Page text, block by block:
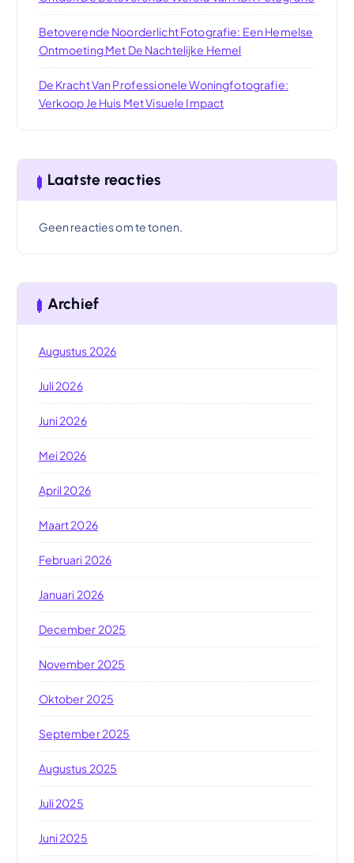
Betoverende Noorderlicht Fotografie: Een Hemelse
Ontmoeting Met De Nachtelijke Hemel
De Kracht Van Professionele Woningfotografie:
Verkoop Je Huis Met Visuele Impact
Laatste reacties
Geen reacties om te tonen.
Archief
Augustus 2026
Juli 2026
Juni 2026
Mei 2026
April 2026
Maart 2026
Februari 2026
Januari 2026
December 2025
November 2025
Oktober 2025
September 2025
Augustus 2025
Juli 2025
Juni 2025